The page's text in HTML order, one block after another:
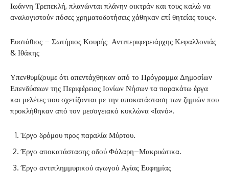
Ιωάννη Τρεπεκλή, πλανώνται πλάνην οικτράν και τους καλώ να
αναλογιστούν πόσες χρηματοδοτήσεις χάθηκαν επί θητείας τους».
Ευστάθιος – Σωτήριος Κουρής Αντιπεριφερειάρχης Κεφαλλονιάς
& Ιθάκης
Υπενθυμίζουμε ότι απεντάχθηκαν από το Πρόγραμμα Δημοσίων
Επενδύσεων της Περιφέρειας Ιονίων Νήσων τα παρακάτω έργα
και μελέτες που σχετίζονται με την αποκατάσταση των ζημιών που
προκλήθηκαν από τον μεσογειακό κυκλώνα «Ιανό».
Έργο δρόμου προς παραλία Μύρτου.
Έργο αποκατάστασης οδού Φάλαρη–Μακρυώτικα.
Έργο αντιπλημμυρικού αγωγού Αγίας Ευφημίας